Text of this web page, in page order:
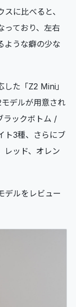
に比べると、
っており、左右
ような癖の少な
た「Z2 Mini」
デルが用意され
ラックボトム /
ト3種、さらにブ
レッド、オレン
デルをレビュー